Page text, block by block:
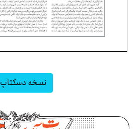
نسخه دسکتاپ